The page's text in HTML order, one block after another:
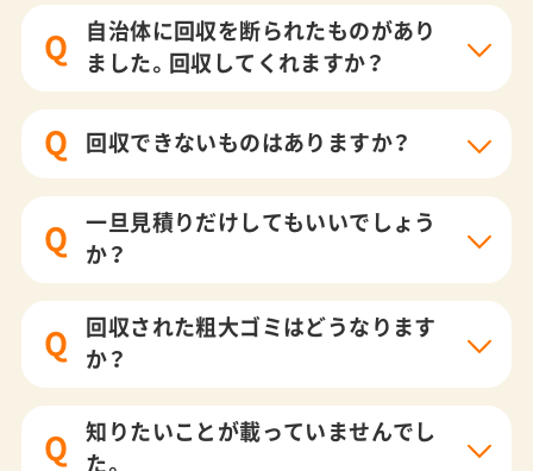
Q
自治体に回収を断られたものがあり
ました。回収してくれますか？
Q 回収できないものはありますか？
Q
一旦見積りだけしてもいいでしょう
か？
Q
回収された粗大ゴミはどうなります
か？
Q
知りたいことが載っていませんでし
た。